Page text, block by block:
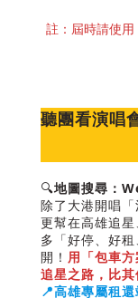
註：屆時請使
聽團看演唱
🔍地圖搜尋：
除了大港開唱
更幫在高雄追
多「好停、好
開！ 用「包車
追星之路，比其
📍高雄專屬租